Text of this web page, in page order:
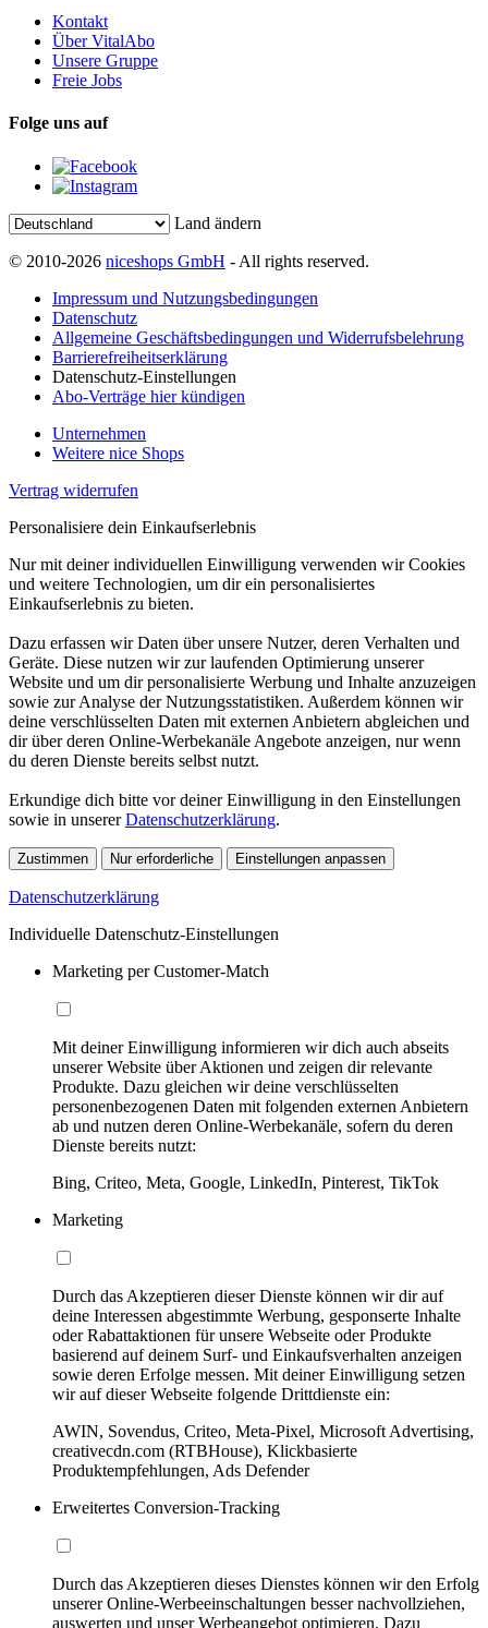
Kontakt
Über VitalAbo
Unsere Gruppe
Freie Jobs
Folge uns auf
Land ändern
© 2010-2026 niceshops GmbH - All rights reserved.
Impressum und Nutzungsbedingungen
Datenschutz
Allgemeine Geschäftsbedingungen und Widerrufsbelehrung
Barrierefreiheitserklärung
Datenschutz-Einstellungen
Abo-Verträge hier kündigen
Unternehmen
Weitere nice Shops
Vertrag widerrufen
Personalisiere dein Einkaufserlebnis
Nur mit deiner individuellen Einwilligung verwenden wir Cookies
und weitere Technologien, um dir ein personalisiertes
Einkaufserlebnis zu bieten.
Dazu erfassen wir Daten über unsere Nutzer, deren Verhalten und
Geräte. Diese nutzen wir zur laufenden Optimierung unserer
Website und um dir personalisierte Werbung und Inhalte anzuzeigen
sowie zur Analyse der Nutzungsstatistiken. Außerdem können wir
deine verschlüsselten Daten mit externen Anbietern abgleichen und
dir über deren Online-Werbekanäle Angebote anzeigen, nur wenn
du deren Dienste bereits selbst nutzt.
Erkundige dich bitte vor deiner Einwilligung in den Einstellungen
sowie in unsererDatenschutzerklärung.
Zustimmen Nur erforderliche Einstellungen anpassen
Datenschutzerklärung
Individuelle Datenschutz-Einstellungen
Marketing per Customer-Match
Mit deiner Einwilligung informieren wir dich auch abseits
unserer Website über Aktionen und zeigen dir relevante
Produkte. Dazu gleichen wir deine verschlüsselten
personenbezogenen Daten mit folgenden externen Anbietern
ab und nutzen deren Online-Werbekanäle, sofern du deren
Dienste bereits nutzt:
Bing, Criteo, Meta, Google, LinkedIn, Pinterest, TikTok
Marketing
Durch das Akzeptieren dieser Dienste können wir dir auf
deine Interessen abgestimmte Werbung, gesponserte Inhalte
oder Rabattaktionen für unsere Webseite oder Produkte
basierend auf deinem Surf- und Einkaufsverhalten anzeigen
sowie deren Erfolge messen. Mit deiner Einwilligung setzen
wir auf dieser Webseite folgende Drittdienste ein:
AWIN, Sovendus, Criteo, Meta-Pixel, Microsoft Advertising,
creativecdn.com (RTBHouse), Klickbasierte
Produktempfehlungen, Ads Defender
Erweitertes Conversion-Tracking
Durch das Akzeptieren dieses Dienstes können wir den Erfolg
unserer Online-Werbeeinschaltungen besser nachvollziehen,
auswerten und unser Werbeangebot optimieren. Dazu